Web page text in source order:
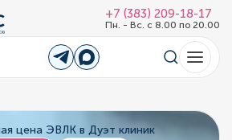
+7 (383) 209-18-17
Пн. - Вс. с 8.00 по 20.00
цена ЭВЛК в Дуэт клиник